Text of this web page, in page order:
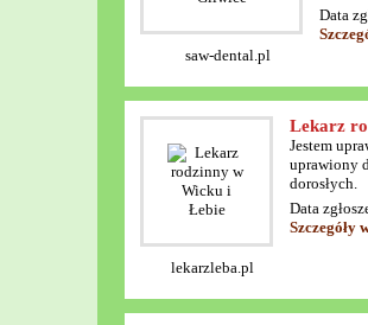
saw-dental.pl
Data
lekarzleba.pl
Lekarz
Jestem
uprawiony
dorosłych.
Data
Szczegóły